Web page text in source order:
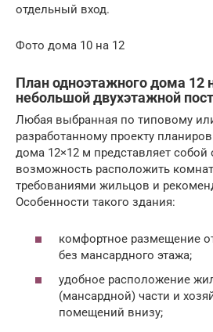
отдельный вход.
Фото дома 10 на 12
План одноэтажного дома 12
небольшой двухэтажной
Любая выбранная по типовому
разработанному проекту
дома 12×12 м представляет собой
возможность расположить
требованиями жильцов и
Особенности такого здания:
комфортное размещение
без мансардного этажа;
удобное расположение
(мансардной) части и
помещений внизу;